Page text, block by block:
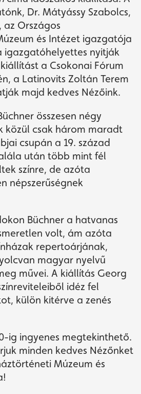
Dr. Mátyássy Szabolcs,
az Országos
és Intézet igazgatója
igazgatóhelyettes nyitják
a Csokonai Fórum
a Latinovits Zoltán Terem
majd kedves Nézőink.
összesen négy
közül csak három maradt
csupán a 19. század
után több mint fél
színre, de azóta
népszerűségnek
Büchner a hatvanas
volt, ám azóta
repertoárjának,
magyar nyelvű
művei. A kiállítás Georg
idéz fel
külön kitérve a zenés
ig ingyenes megtekinthető.
minden kedves Nézőnket
Múzeum és